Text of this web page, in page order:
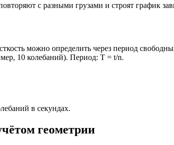
с разными грузами и строят график
можно определить через период
10 колебаний). Период: T = t/n.
в секундах.
геометрии